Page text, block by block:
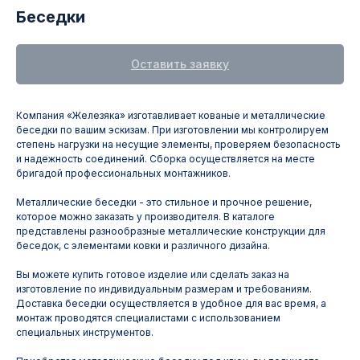
Беседки
Оставить заявку
Компания «Железяка» изготавливает кованые и металлические
беседки по вашим эскизам. При изготовлении мы контролируем
степень нагрузки на несущие элементы, проверяем безопасность
и надежность соединений. Сборка осуществляется на месте
бригадой профессиональных монтажников.
Металлические беседки - это стильное и прочное решение,
которое можно заказать у производителя. В каталоге
представлены разнообразные металлические конструкции для
беседок, с элементами ковки и различного дизайна.
Вы можете купить готовое изделие или сделать заказ на
изготовление по индивидуальным размерам и требованиям.
Доставка беседки осуществляется в удобное для вас время, а
монтаж проводятся специалистами с использованием
специальных инструментов.